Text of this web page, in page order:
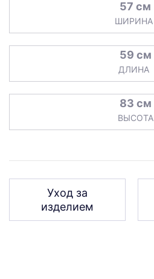
57 см
ШИРИНА
59 см
ДЛИНА
83 см
ВЫСОТА
Уход за
изделием